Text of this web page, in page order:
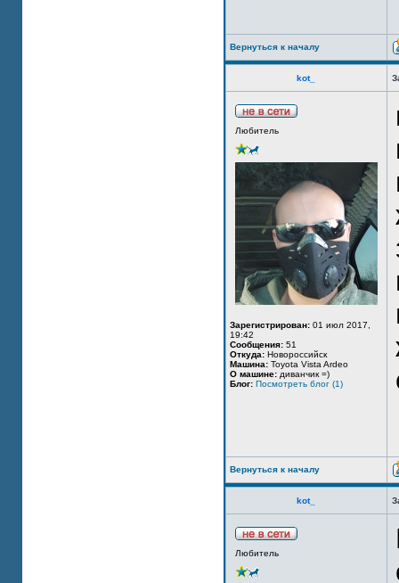
Вернуться к началу
kot_
Любитель
Зарегистрирован: 01 июл 2017,
19:42
Сообщения: 51
Откуда: Новороссийск
Машина: Toyota Vista Ardeo
О машине: диванчик =)
Блог: Посмотреть блог (1)
Вернуться к началу
kot_
Любитель